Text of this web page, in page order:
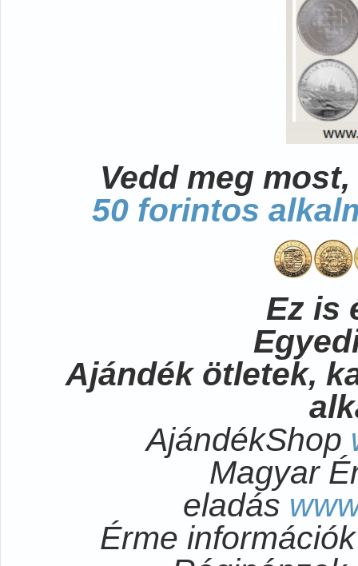
Vedd meg
50 forintos
Ez is
Ajándék ötletek,
AjándékShop
Magyar
eladás
Érme